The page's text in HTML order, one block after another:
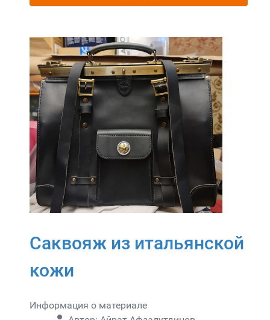
Саквояж из итальянской
кожи
Информация о материале